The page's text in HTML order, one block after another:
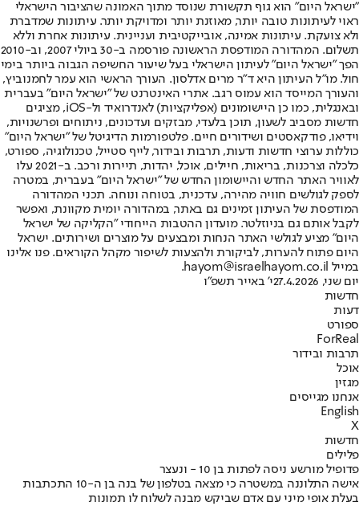
"ישראל היום" הוא גוף תקשורת שנוסד מתוך האמונה שהציבור הישראלי
ראוי לעיתונות טובה יותר, מאוזנת יותר ומדויקת יותר. עיתונות שמדברת
ולא צועקת. עיתונות אמינה, אובייקטיבית ועניינית. עיתונות אחרת וללא
תשלום. המהדורה המודפסת הראשונה פורסמה ב-30 ביולי 2007, וב-2010
הפך "ישראל היום" לעיתון הישראלי בעל שיעור החשיפה הגבוה ביותר בימי
חול. מו"ל העיתון היא ד"ר מרים אדלסון. העורך הראשי הוא עמר לחמנוביץ,
והעורך המייסד הוא עמוס רגב. אתרי האינטרנט של "ישראל היום" בעברית
ובאנגלית, כמו כן היישומונים (אפליקציות) לאנדרואיד ול-iOS, מציגים
חדשות מסביב לשעון, תוכן בלעדי, מבזקים ועדכונים, ניתוחים ופרשנויות,
וידיאו, פודקאסטים ושידורים חיים. פלטפורמות הדיגיטל של "ישראל היום"
כוללות ערוצי חדשות ודעות, תרבות ובידור, לייף סטייל, טכנולוגיה, ספורט,
כלכלה וצרכנות, בריאות, חיילים, אוכל, יהדות, תיירות ורכב. ב-2021 עלו
לאוויר האתר החדש והיישומון החדש של "ישראל היום" בעברית, במטרה
לספק לגולשים חוויה מהירה, עדכנית, בטוחה ונוחה. תכני המהדורה
המודפסת של העיתון זמינים גם באתר, במהדורה יומית מקוונת, ואפשר
לקבל אותם גם בניוזלטר. מועדון ההטבות הייחודי "הקליקה של ישראל
היום" מציע לגולשי האתר הנחות ומבצעים על מוצרים ושירותים. ישראל
היום פתוח להערות, לביקורת ולהצעות לשיפור מקהל הקוראים. פנו אלינו
במייל hayom@israelhayom.co.il.
יום שני, 27.4.2026
י' באייר תשפ"ו
חדשות
דעות
ספורט
ForReal
תרבות ובידור
אוכל
מגזין
אנחנו מגייסים
English
X
חדשות
פלילים
פדופיל מורשע ניסה לפתות בן 10 - ונעצר
אישה התלוננה במשטרה כי מצאה בטלפון של בנה בן ה-10 התכתבות
בעלת אופי מיני עם אדם שביקש מבנה לשלוח לו תמונות